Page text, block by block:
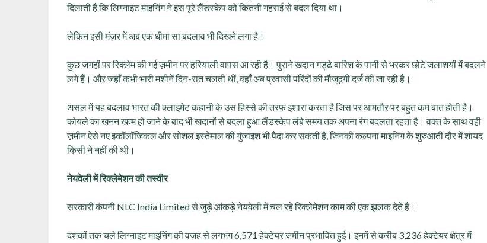
दिलाती है कि लिग्नाइट माइनिंग ने इस पूरे लैंडस्केप को कितनी गहराई से बदल दिया था।
लेकिन इसी मंज़र में अब एक धीमा सा बदलाव भी दिखने लगा है।
कुछ जगहों पर रिक्लेम की गई ज़मीन पर हरियाली वापस आ रही है। पुराने खदान गड्ढे बारिश के पानी से भरकर छोटे जलाशयों में बदलने
लगे हैं। और जहाँ कभी भारी मशीनें दिन-रात चलती थीं, वहाँ अब प्रवासी परिंदों की मौजूदगी दर्ज की जा रही है।
असल में यह बदलाव भारत की क्लाइमेट कहानी के उस हिस्से की तरफ इशारा करता है जिस पर आमतौर पर बहुत कम बात होती है।
कोयले का खनन खत्म हो जाने के बाद भी खदानों से बदला हुआ लैंडस्केप लंबे समय तक अपना रंग बदलता रहता है। वक्त के साथ वही
ज़मीन ऐसे नए इकॉलॉजिकल और सोशल इस्तेमाल की गुंजाइश भी पैदा कर सकती है, जिनकी कल्पना माइनिंग के शुरुआती दौर में शायद
किसी ने नहीं की थी।
नेयवेली में रिक्लेमेशन की तस्वीर
सरकारी कंपनी NLC India Limited से जुड़े आंकड़े नेयवेली में चल रहे रिक्लेमेशन काम की एक झलक देते हैं।
दशकों तक चले लिग्नाइट माइनिंग की वजह से लगभग 6,571 हेक्टेयर ज़मीन प्रभावित हुई। इनमें से करीब 3,236 हेक्टेयर क्षेत्र में